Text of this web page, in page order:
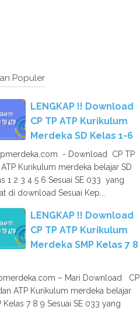
Populer
LENGKAP !! Download
CP TP ATP Kurikulum
Merdeka SD Kelas 1-6
- Download CP TP
Kurikulum merdeka belajar SD
1 2 3 4 5 6 Sesuai SE 033 yang
di download Sesuai Kep...
LENGKAP !! Download
CP TP ATP Kurikulum
Merdeka SMP Kelas 7 8
– Mari Download CP
ATP Kurikulum merdeka belajar
Kelas 7 8 9 Sesuai SE 033 yang